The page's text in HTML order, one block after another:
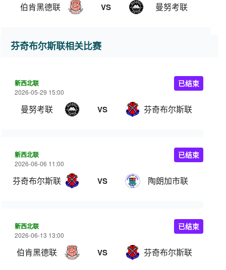
伯肯黑德联 VS 曼努考联
芬奇布尔斯联相关比赛
新西北联
2026-05-29 15:00
曼努考联 VS 芬奇布尔斯联
已结束
新西北联
2026-06-06 11:00
芬奇布尔斯联 VS 陶朗加市联
已结束
新西北联
2026-06-13 13:00
伯肯黑德联 VS 芬奇布尔斯联
已结束